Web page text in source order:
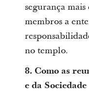
segurança
membros a
no templo.
8. Como as
e da